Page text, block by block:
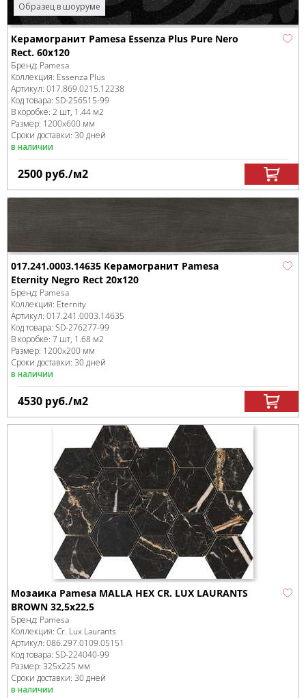
Образец в шоуруме
Керамогранит Pamesa Essenza Plus Pure Nero
Rect. 60x120
Бренд: Pamesa
Коллекция: Essenza Plus
Артикул: 017.869.0215.12238
Код товара: SD-256515-99
В коробке: 2 шт, 1.44 м2
Размер: 1200x600 мм
Сроки доставки: 30 дней
в наличии
2500 руб./м2
017.241.0003.14635 Керамогранит Pamesa
Eternity Negro Rect 20x120
Бренд: Pamesa
Коллекция: Eternity
Артикул: 017.241.0003.14635
Код товара: SD-276277-99
В коробке: 7 шт, 1.68 м2
Размер: 1200x200 мм
Сроки доставки: 30 дней
в наличии
4530 руб./м2
Мозаика Pamesa MALLA HEX CR. LUX LAURANTS
BROWN 32,5x22,5
Бренд: Pamesa
Коллекция: Cr. Lux Laurants
Артикул: 086.297.0109.05151
Код товара: SD-224040-99
Размер: 325x225 мм
Сроки доставки: 30 дней
в наличии